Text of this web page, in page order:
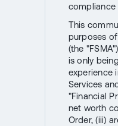
compliance
This
purposes
(the
is only
experience
Services
"Financial
net worth
Order, (iii)